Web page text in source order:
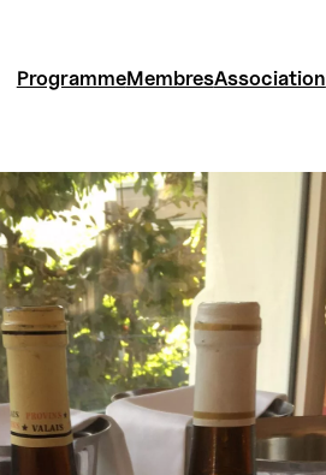
ProgrammeMembresAssociation